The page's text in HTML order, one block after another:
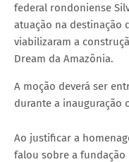
federal rondoniense
atuação na destinação
viabilizaram a
Dream da Amazônia.
A moção deverá ser
durante a inauguração
Ao justificar a
falou sobre a